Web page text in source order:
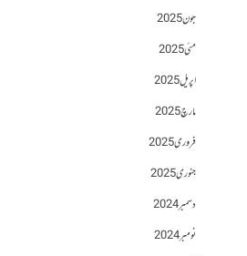
جون 2025
مئی 2025
اپریل 2025
مارچ 2025
فروری 2025
جنوری 2025
دسمبر 2024
نومبر 2024